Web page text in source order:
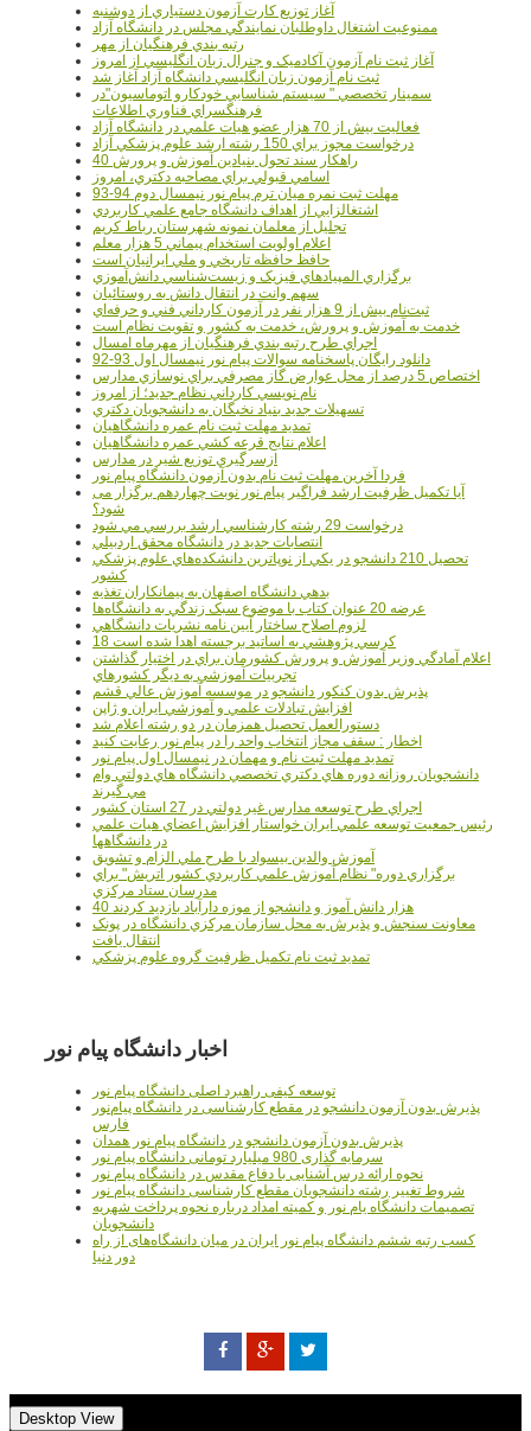
آغاز توزيع کارت آزمون دستياري از دوشنبه
ممنوعيت اشتغال داوطلبان نمايندگي مجلس در دانشگاه آزاد
رتبه بندي فرهنگيان از مهر
آغاز ثبت نام آزمون آکادميک و جنرال زبان انگليسي از امروز
ثبت نام آزمون زبان انگليسي دانشگاه آزاد آغاز شد
سمينار تخصصي " سيستم شناسايي خودکارو اتوماسيون"در
فرهنگسراي فناوري اطلاعات
فعاليت بيش از 70 هزار عضو هيات علمي در دانشگاه آزاد
درخواست مجوز براي 150 رشته ارشد علوم پزشکي آزاد
40 راهکار سند تحول بنيادين آموزش و پرورش
اسامي قبولي براي مصاحبه دکتري، امروز
مهلت ثبت نمره میان ترم پیام نور نیمسال دوم 94-93
اشتغالزايي از اهداف دانشگاه جامع علمي کاربردي
تجليل از معلمان نمونه شهرستان رباط کريم
اعلام اولويت استخدام پيماني 5 هزار معلم
حافظ حافظه تاريخي و ملي ايرانيان است
برگزاري المپيادهاي فيزيک و زيست‌شناسي دانش‌آموزي
سهم وانت در انتقال دانش به روستائيان
ثبت‌نام بيش از 9 هزار نفر در آزمون کارداني فني و حرفه‌اي
خدمت به آموزش و پرورش، خدمت به کشور و تقويت نظام است
اجراي طرح رتبه بندي فرهنگيان از مهرماه امسال
دانلود رایگان پاسخنامه سوالات پیام نور نیمسال اول 93-92
اختصاص 5 درصد از محل عوارض گاز مصرفي براي نوسازي مدارس
نام نويسي کارداني نظام جديد؛ از امروز
تسهيلات جديد بنياد نخبگان به دانشجويان دکتري
تمديد مهلت ثبت نام عمره دانشگاهيان
اعلام نتايج قرعه کشي عمره دانشگاهيان
ازسرگيري توزيع شير در مدارس
فردا آخرین مهلت ثبت نام بدون آزمون دانشگاه پیام نور
آیا تکمیل ظرفیت ارشد فراگیر پیام نور نوبت چهاردهم برگزار می
شود؟
درخواست 29 رشته کارشناسي ارشد بررسي مي شود
انتصابات جديد در دانشگاه محقق اردبيلي
تحصيل 210 دانشجو در يکي از نوپاترين دانشکده‌هاي علوم پزشکي
کشور
بدهي دانشگاه اصفهان به پيمانکاران تغذيه
عرضه 20 عنوان کتاب با موضوع سبک زندگي به دانشگاه‌ها
لزوم اصلاح ساختار آيين نامه نشريات دانشگاهي
18 کرسي پژوهشي به اساتيد برجسته اهدا شده است
اعلام آمادگي وزير آموزش و پرورش کشورمان براي در اختيار گذاشتن
تجربيات آموزشي به ديگر کشورهاي
پذيرش بدون کنکور دانشجو در موسسه آموزش عالي قشم
افزايش تبادلات علمي و آموزشي ايران و ژاپن
دستورالعمل تحصیل همزمان در دو رشته اعلام شد
اخطار : سقف مجاز انتخاب واحد را در پیام نور رعایت کنید
تمدید مهلت ثبت نام و مهمان در نیمسال اول پیام نور
دانشجويان روزانه دوره هاي دكتري تخصصي دانشگاه هاي دولتي وام
مي گيرند
اجراي طرح توسعه مدارس غير دولتي در 27 استان کشور
رئيس جمعيت توسعه علمي ايران خواستار افزايش اعضاي هيات علمي
در دانشگاهها
آموزش والدين بيسواد با طرح ملي الزام و تشويق
برگزاري دوره" نظام آموزش علمي كاربردي كشور اتريش" براي
مدرسان ستاد مرکزي
40 هزار دانش آموز و دانشجو از موزه دارآباد بازديد کردند
معاونت سنجش و پذيرش به محل سازمان مرکزي دانشگاه در پونک
انتقال يافت
تمديد ثبت نام تکميل ظرفيت گروه علوم پزشکي
اخبار دانشگاه پیام نور
توسعه کیفی راهبرد اصلی دانشگاه پیام نور
پذیرش بدون آزمون دانشجو در مقطع کارشناسی در دانشگاه پیام‌نور
فارس
پذیرش بدون آزمون دانشجو در دانشگاه پیام نور همدان
سرمایه گذاری 980 میلیارد تومانی دانشگاه پیام نور
نحوه ارائه درس آشنایی با دفاع مقدس در دانشگاه پیام نور
شروط تغییر رشته دانشجویان مقطع کارشناسی دانشگاه پیام نور
تصمیمات دانشگاه یام نور و کمیته امداد درباره نحوه پرداخت شهریه
دانشجویان
کسب رتبه ششم دانشگاه پیام نور ایران در میان دانشگاه‌های از راه
دور دنیا
Desktop View